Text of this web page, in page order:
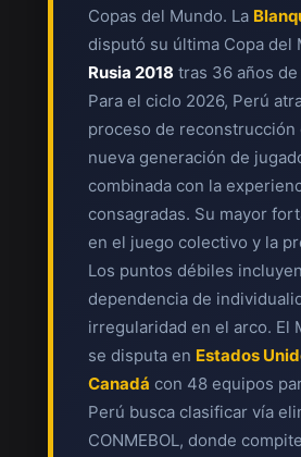
Copas del Mundo. La
disputó su última Copa del
Rusia 2018 tras 36 años de
Para el ciclo 2026, Perú
proceso de reconstrucción
nueva generación de
combinada con la
consagradas. Su mayor
en el juego colectivo y la
Los puntos débiles
dependencia de
irregularidad en el arco. El
se disputa en Estados
Canadá con 48 equipos
Perú busca clasificar vía
CONMEBOL, donde